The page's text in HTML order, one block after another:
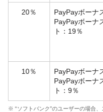
20％
PayPayボーナ
PayPayボーナ
ト：19％
10％
PayPayボーナ
PayPayボーナ
ト：9％
※ “ソフトバンク”のユーザーの場合